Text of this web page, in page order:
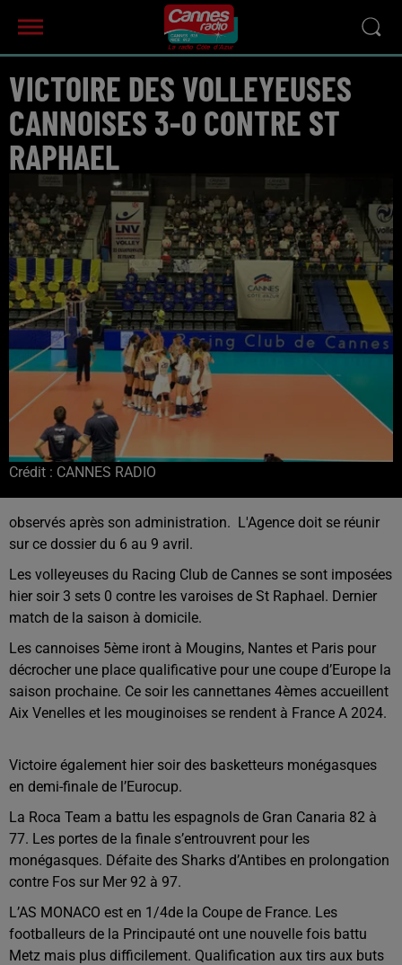
VICTOIRE DES VOLLEYEUSES
CANNOISES 3-0 CONTRE ST
RAPHAEL
Crédit : CANNES RADIO
observés après son administration. L'Agence doit se réunir
sur ce dossier du 6 au 9 avril.
Les volleyeuses du Racing Club de Cannes se sont imposées
hier soir 3 sets 0 contre les varoises de St Raphael. Dernier
match de la saison à domicile.
Les cannoises 5ème iront à Mougins, Nantes et Paris pour
décrocher une place qualificative pour une coupe d’Europe la
saison prochaine. Ce soir les cannettanes 4èmes accueillent
Aix Venelles et les mouginoises se rendent à France A 2024.
Victoire également hier soir des basketteurs monégasques
en demi-finale de l’Eurocup.
La Roca Team a battu les espagnols de Gran Canaria 82 à
77. Les portes de la finale s’entrouvrent pour les
monégasques. Défaite des Sharks d’Antibes en prolongation
contre Fos sur Mer 92 à 97.
L’AS MONACO est en 1/4de la Coupe de France. Les
footballeurs de la Principauté ont une nouvelle fois battu
Metz mais plus difficilement. Qualification aux tirs aux buts